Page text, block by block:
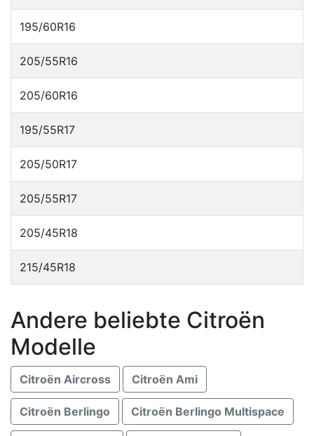
195/60R16
205/55R16
205/60R16
195/55R17
205/50R17
205/55R17
205/45R18
215/45R18
Andere beliebte Citroën
Modelle
Citroën Aircross Citroën Ami
Citroën Berlingo Citroën Berlingo Multispace